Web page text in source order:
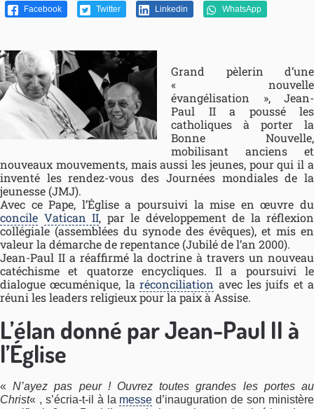
Facebook Twitter Linkedin WhatsApp
Grand pèlerin d’une
« nouvelle
évangélisation », Jean-
Paul II a poussé les
catholiques à porter la
Bonne Nouvelle,
mobilisant anciens et
nouveaux mouvements, mais aussi les jeunes, pour qui il a
inventé les rendez-vous des Journées mondiales de la
jeunesse (JMJ).
Avec ce Pape, l’Église a poursuivi la mise en œuvre du
concile Vatican II, par le développement de la réflexion
collégiale (assemblées du synode des évêques), et mis en
valeur la démarche de repentance (Jubilé de l’an 2000).
Jean-Paul II a réaffirmé la doctrine à travers un nouveau
catéchisme et quatorze encycliques. Il a poursuivi le
dialogue œcuménique, laréconciliation avec les juifs et a
réuni les leaders religieux pour la paix à Assise.
L’élan donné par Jean-Paul II à
l’Église
«N’ayez pas peur ! Ouvrez toutes grandes les portes au
Christ« , s’écria-t-il à la messe d’inauguration de son ministère